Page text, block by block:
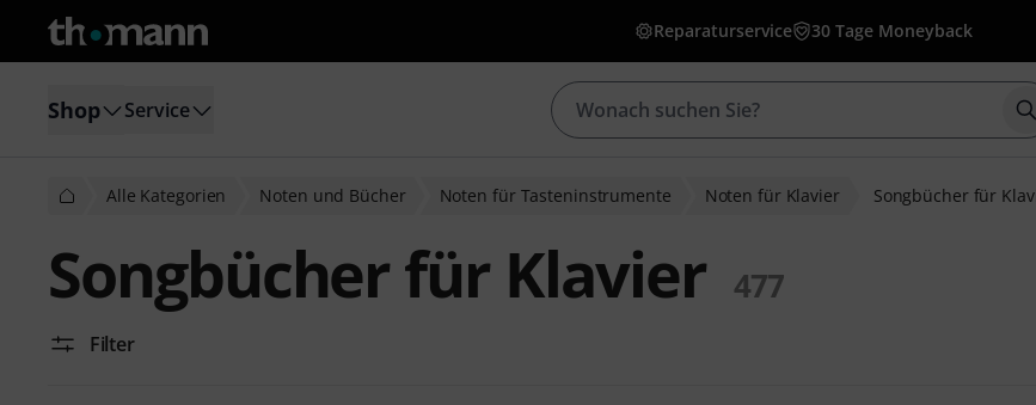
Reparaturservice 30 Tage Moneyback
Shop Service
Alle Kategorien Noten und Bücher Noten für Tasteninstrumente Noten für Klavier Songbücher für
Songbücher für Klavier 477
Filter